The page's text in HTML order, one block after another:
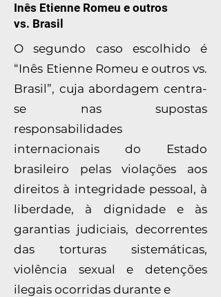
Inês Etienne Romeu e outros
vs. Brasil
O segundo caso escolhido é
“Inês Etienne Romeu e outros vs.
Brasil”, cuja abordagem centra-
se nas supostas
responsabilidades
internacionais do Estado
brasileiro pelas violações aos
direitos à integridade pessoal, à
liberdade, à dignidade e às
garantias judiciais, decorrentes
das torturas sistemáticas,
violência sexual e detenções
ilegais ocorridas durante e